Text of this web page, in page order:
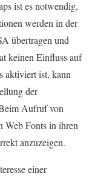
ist es notwendig,
werden in der
übertragen und
keinen Einfluss auf
aktiviert ist, kann
der
Aufruf von
Web Fonts in ihren
anzuzeigen.
einer